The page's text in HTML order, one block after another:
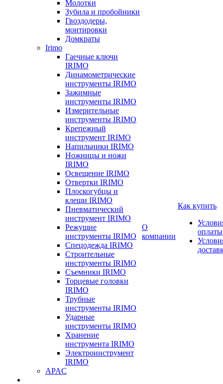
Молотки
Зубила и пробойники
Гвоздодеры,
монтировки
Домкраты
Irimo
Гаечные ключи
IRIMO
Динамометрические
инструменты IRIMO
Зажимные
инструменты IRIMO
Измерительные
инструменты IRIMO
Крепежный
инструмент IRIMO
Напильники IRIMO
Ножницы и ножи
IRIMO
Освещение IRIMO
Отвертки IRIMO
Плоскогубцы и
клещи IRIMO
Пневматический
инструмент IRIMO
Режущие
инструменты IRIMO
Спецодежда IRIMO
Строительные
инструменты IRIMO
Съемники IRIMO
Торцевые головки
IRIMO
Трубные
инструменты IRIMO
Ударные
инструменты IRIMO
Хранение
инструмента IRIMO
Электроинструмент
IRIMO
APAC
О
компании
Как купить
оплаты